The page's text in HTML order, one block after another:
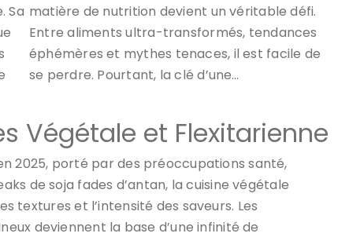
Sa matière de nutrition devient un véritable défi.
Entre aliments ultra-transformés, tendances
éphémères et mythes tenaces, il est facile de
se perdre. Pourtant, la clé d’une…
Végétale et Flexitarienne
2025, porté par des préoccupations santé,
de soja fades d’antan, la cuisine végétale
textures et l’intensité des saveurs. Les
deviennent la base d’une infinité de